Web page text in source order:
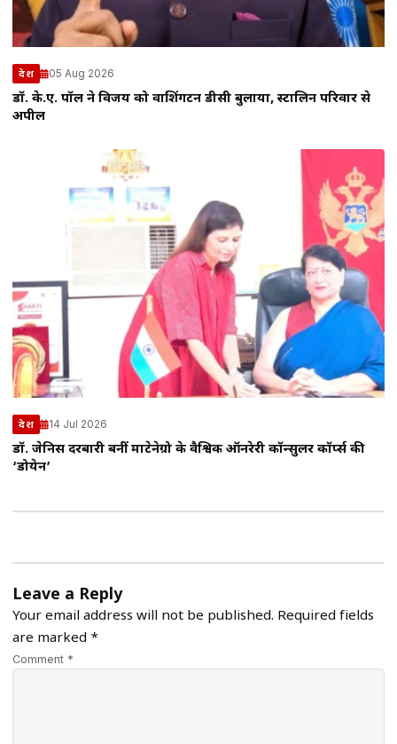
देश 05 Aug 2026
डॉ. के.ए. पॉल ने विजय को वाशिंगटन डीसी बुलाया, स्टालिन परिवार से
अपील
देश 14 Jul 2026
डॉ. जेनिस दरबारी बनीं मोंटेनेग्रो के वैश्विक ऑनरेरी कॉन्सुलर कॉर्प्स की
‘डोयेन’
Leave a Reply
Your email address will not be published. Required fields
are marked *
Comment *